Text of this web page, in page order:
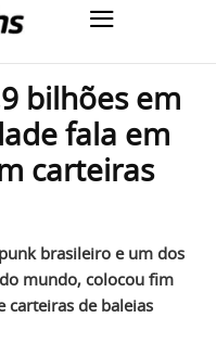
bilhões em
fala em
carteiras
brasileiro e um dos
mundo, colocou fim
carteiras de baleias